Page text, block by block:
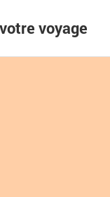
voyage